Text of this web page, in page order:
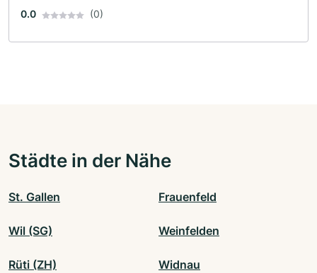
0.0 (0)
Städte in der Nähe
St. Gallen Frauenfeld
Wil (SG) Weinfelden
Rüti (ZH) Widnau